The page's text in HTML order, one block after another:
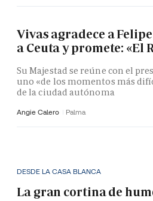
Vivas agradece a
a Ceuta y promete: «El
Su Majestad se reúne con el
uno «de los momentos más
de la ciudad autónoma
Angie Calero Palma
DESDE LA CASA BLANCA
La gran cortina de